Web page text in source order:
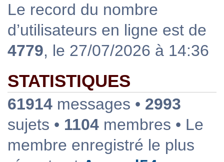
Le record du nombre
d’utilisateurs en ligne est de
4779, le 27/07/2026 à 14:36
STATISTIQUES
61914 messages • 2993
sujets • 1104 membres • Le
membre enregistré le plus